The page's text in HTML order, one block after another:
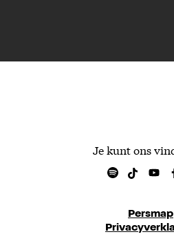
Je kunt ons
Persmap